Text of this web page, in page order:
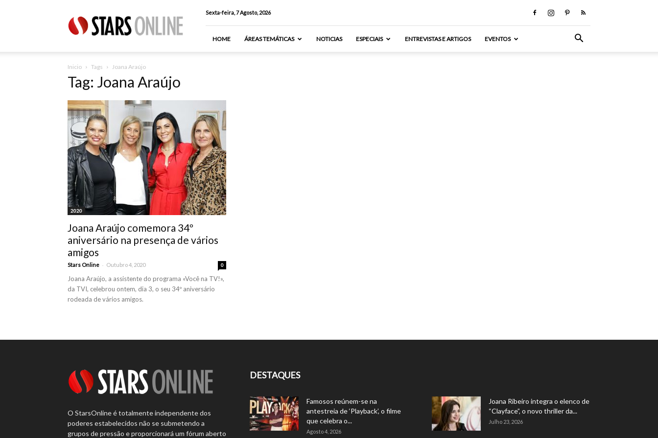
Online
Sexta-feira, 7 Agosto, 2026
HOME ÁREAS TEMÁTICAS NOTICIAS ESPECIAIS ENTREVISTAS E ARTIGOS EVENTOS
Inicio Tags Joana Araújo
Tag: Joana Araújo
2020
Joana Araújo comemora 34º
aniversário na presença de vários
amigos
Stars Online - Outubro 4, 2020 0
Joana Araújo, a assistente do programa «Você na TV!»,
da TVI, celebrou ontem, dia 3, o seu 34º aniversário
rodeada de vários amigos.
O StarsOnline é totalmente independente dos
poderes estabelecidos não se submetendo a
grupos de pressão e proporcionará um fórum aberto
DESTAQUES
Famosos reúnem-se na
antestreia de ‘Playback’, o filme
que celebra o...
Agosto 4, 2026
Joana Ribeiro integra o elenco de
“Clayface”, o novo thriller da...
Julho 23, 2026